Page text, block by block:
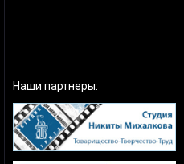
Наши партнеры: